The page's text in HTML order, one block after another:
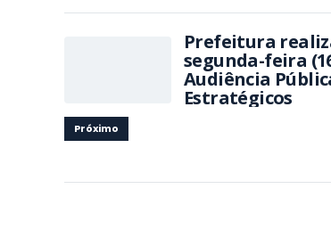
Prefeitura
segunda-feira
Audiência
Estratégicos
Próximo